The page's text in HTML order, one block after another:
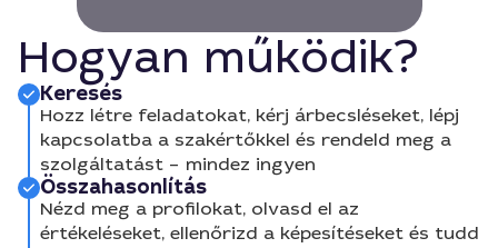
Hogyan működik?
Keresés
Hozz létre feladatokat, kérj árbecsléseket, lépj
kapcsolatba a szakértőkkel és rendeld meg a
szolgáltatást – mindez ingyen
Összahasonlítás
Nézd meg a profilokat, olvasd el az
értékeléseket, ellenőrizd a képesítéseket és tudd